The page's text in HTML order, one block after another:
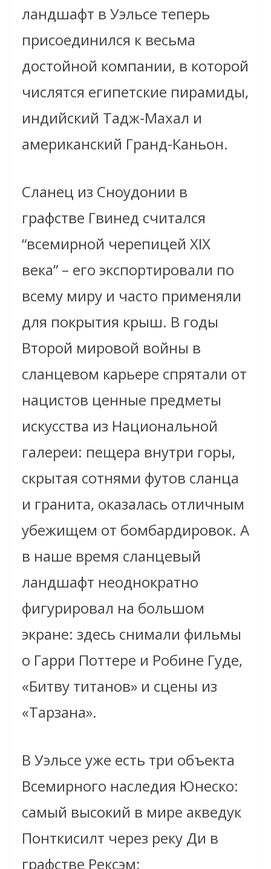
ландшафт в Уэльсе теперь
присоединился к весьма
достойной компании, в которой
числятся египетские пирамиды,
индийский Тадж-Махал и
американский Гранд-Каньон.
Сланец из Сноудонии в
графстве Гвинед считался
“всемирной черепицей XIX
века” – его экспортировали по
всему миру и часто применяли
для покрытия крыш. В годы
Второй мировой войны в
сланцевом карьере спрятали от
нацистов ценные предметы
искусства из Национальной
галереи: пещера внутри горы,
скрытая сотнями футов сланца
и гранита, оказалась отличным
убежищем от бомбардировок. А
в наше время сланцевый
ландшафт неоднократно
фигурировал на большом
экране: здесь снимали фильмы
о Гарри Поттере и Робине Гуде,
«Битву титанов» и сцены из
«Тарзана».
В Уэльсе уже есть три объекта
Всемирного наследия Юнеско:
самый высокий в мире акведук
Понткисилт через реку Ди в
графстве Рексэм;